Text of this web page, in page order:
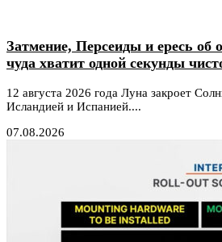
Затмение, Персеиды и ересь об
чуда хватит одной секунды
12 августа 2026 года Луна закроет
Исландией и Испанией....
07.08.2026